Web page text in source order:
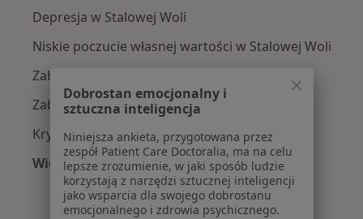
Depresja w Stalowej Woli
Niskie poczucie własnej wartości w Stalowej Woli
Zaburzenia emocjonalne w Stalowej Woli
Zaburzenia lękowe w Stalowej Woli
Kryzys emocjonalny w Stalowej Woli
Więcej (15)
Więcej w kategorii: Najczęście leczone
Dobrostan emocjonalny i
sztuczna inteligencja
Niniejsza ankieta, przygotowana przez
zespół Patient Care Doctoralia, ma na celu
lepsze zrozumienie, w jaki sposób ludzie
korzystają z narzędzi sztucznej inteligencji
jako wsparcia dla swojego dobrostanu
emocjonalnego i zdrowia psychicznego.